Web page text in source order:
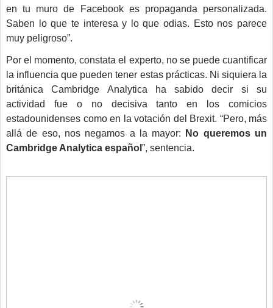
en tu muro de Facebook es propaganda personalizada.
Saben lo que te interesa y lo que odias. Esto nos parece
muy peligroso”.
Por el momento, constata el experto, no se puede cuantificar
la influencia que pueden tener estas prácticas. Ni siquiera la
británica Cambridge Analytica ha sabido decir si su
actividad fue o no decisiva tanto en los comicios
estadounidenses como en la votación del Brexit. “Pero, más
allá de eso, nos negamos a la mayor:
No queremos un
Cambridge Analytica español ”, sentencia.